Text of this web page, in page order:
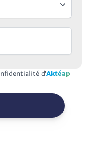
d'Aktéap